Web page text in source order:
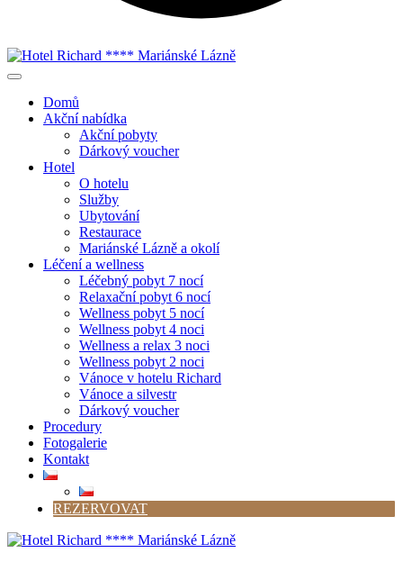
Domů
Akční nabídka
Akční pobyty
Dárkový voucher
Hotel
O hotelu
Služby
Ubytování
Restaurace
Mariánské Lázně a okolí
Léčení a wellness
Léčebný pobyt 7 nocí
Relaxační pobyt 6 nocí
Wellness pobyt 5 nocí
Wellness pobyt 4 noci
Wellness a relax 3 noci
Wellness pobyt 2 noci
Vánoce v hotelu Richard
Vánoce a silvestr
Dárkový voucher
Procedury
Fotogalerie
Kontakt
REZERVOVAT